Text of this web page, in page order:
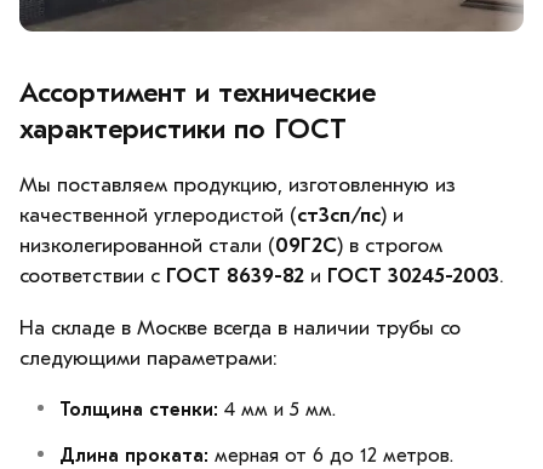
Ассортимент и технические
характеристики по ГОСТ
Мы поставляем продукцию, изготовленную из
качественной углеродистой (ст3сп/пс) и
низколегированной стали (09Г2С) в строгом
соответствии с ГОСТ 8639-82 и ГОСТ 30245-2003.
На складе в Москве всегда в наличии трубы со
следующими параметрами:
Толщина стенки: 4 мм и 5 мм.
Длина проката: мерная от 6 до 12 метров.